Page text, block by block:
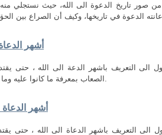
صور تاريخ الدعوة الى الله، حيث نستجلي
أشهر
التعريف باشهر الدعة الى الله ، حتى
الصعاب بمعرفة ما كانوا عليه وما لا قوه في سبيل الدعوة الى الله.
أشهر
التعريف باشهر الدعاة الى الله ، حتى